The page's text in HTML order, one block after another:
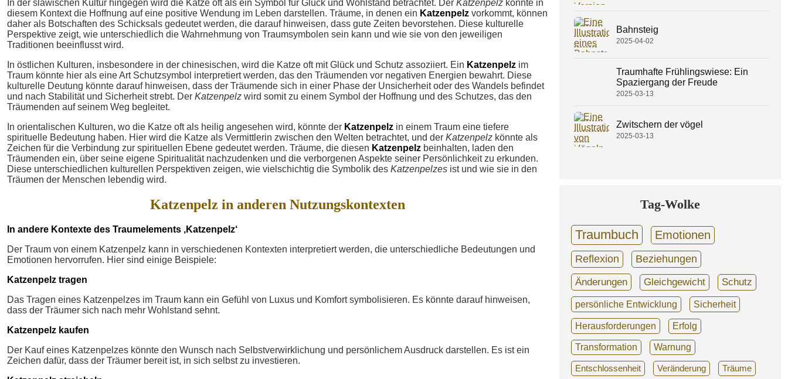
In der slawischen Kultur hingegen wird die Katze oft als ein Symbol für Glück und Wohlstand betrachtet. Der Katzenpelz könnte in
diesem Kontext die Hoffnung auf eine positive Wendung im Leben darstellen. Träume, in denen ein Katzenpelz vorkommt, können
daher als Botschaften des Schicksals gedeutet werden, die darauf hinweisen, dass gute Zeiten bevorstehen. Diese kulturelle
Perspektive zeigt, wie unterschiedlich die Wahrnehmung von Traumsymbolen sein kann und wie sie von den jeweiligen
Traditionen beeinflusst wird.
In östlichen Kulturen, insbesondere in der chinesischen, wird die Katze oft mit Glück und Schutz assoziiert. Ein Katzenpelz im
Traum könnte hier als eine Art Schutzsymbol interpretiert werden, das den Träumenden vor negativen Energien bewahrt. Diese
kulturelle Deutung könnte darauf hinweisen, dass der Träumende sich in einer Phase der Unsicherheit oder des Wandels befindet
und nach Stabilität und Sicherheit strebt. Der Katzenpelz wird somit zu einem Symbol der Hoffnung und des Schutzes, das den
Träumenden auf seinem Weg begleitet.
In orientalischen Kulturen, wo die Katze oft als heilig angesehen wird, könnte der Katzenpelz in einem Traum eine tiefere
spirituelle Bedeutung haben. Hier wird die Katze als Vermittlerin zwischen den Welten betrachtet, und der Katzenpelz könnte als
Zeichen für die Verbindung zur spirituellen Ebene gedeutet werden. Träume, die diesen Katzenpelz beinhalten, laden den
Träumenden ein, über seine eigene Spiritualität nachzudenken und die verborgenen Aspekte seiner Persönlichkeit zu erkunden.
Diese unterschiedlichen kulturellen Perspektiven zeigen, wie vielschichtig die Symbolik des Katzenpelzes ist und wie sie in den
Träumen der Menschen lebendig wird.
Katzenpelz in anderen Nutzungskontexten
In andere Kontexte des Traumelements ‚Katzenpelz‘
Der Traum von einem Katzenpelz kann in verschiedenen Kontexten interpretiert werden, die unterschiedliche Bedeutungen und
Emotionen hervorrufen. Hier sind einige Beispiele:
Katzenpelz tragen
Das Tragen eines Katzenpelzes im Traum kann ein Gefühl von Luxus und Komfort symbolisieren. Es könnte darauf hinweisen,
dass der Träumer sich nach mehr Wohlstand sehnt.
Katzenpelz kaufen
Der Kauf eines Katzenpelzes könnte den Wunsch nach Selbstverwirklichung und persönlichem Ausdruck darstellen. Es ist ein
Zeichen dafür, dass der Träumer bereit ist, in sich selbst zu investieren.
Bahnsteig
2025-04-02
Traumhafte Frühlingswiese: Ein
Spaziergang der Freude
2025-03-13
Zwitschern der vögel
2025-03-13
Tag-Wolke
Traumbuch Emotionen
Reflexion
Beziehungen
Änderungen
Gleichgewicht Schutz
persönliche Entwicklung Sicherheit
Herausforderungen Erfolg
Transformation Warnung
Entschlossenheit Veränderung Träume